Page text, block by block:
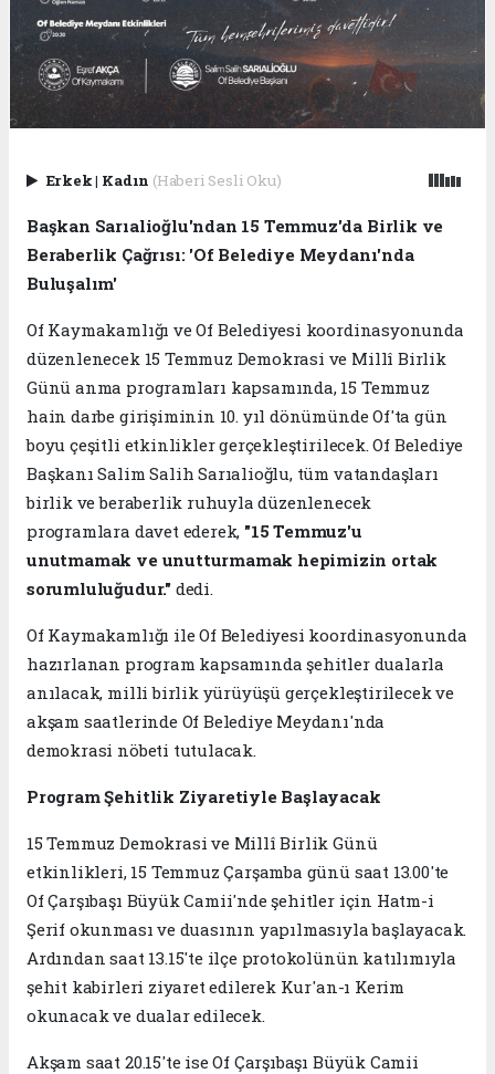
Erkek| Kadın (Haberi Sesli Oku)
Başkan Sarıalioğlu'ndan 15 Temmuz'da Birlik ve
Beraberlik Çağrısı: 'Of Belediye Meydanı'nda
Buluşalım'
Of Kaymakamlığı ve Of Belediyesi koordinasyonunda
düzenlenecek 15 Temmuz Demokrasi ve Millî Birlik
Günü anma programları kapsamında, 15 Temmuz
hain darbe girişiminin 10. yıl dönümünde Of'ta gün
boyu çeşitli etkinlikler gerçekleştirilecek. Of Belediye
Başkanı Salim Salih Sarıalioğlu, tüm vatandaşları
birlik ve beraberlik ruhuyla düzenlenecek
programlara davet ederek, "15 Temmuz'u
unutmamak ve unutturmamak hepimizin ortak
sorumluluğudur." dedi.
Of Kaymakamlığı ile Of Belediyesi koordinasyonunda
hazırlanan program kapsamında şehitler dualarla
anılacak, milli birlik yürüyüşü gerçekleştirilecek ve
akşam saatlerinde Of Belediye Meydanı'nda
demokrasi nöbeti tutulacak.
Program Şehitlik Ziyaretiyle Başlayacak
15 Temmuz Demokrasi ve Millî Birlik Günü
etkinlikleri, 15 Temmuz Çarşamba günü saat 13.00'te
Of Çarşıbaşı Büyük Camii'nde şehitler için Hatm-i
Şerif okunması ve duasının yapılmasıyla başlayacak.
Ardından saat 13.15'te ilçe protokolünün katılımıyla
şehit kabirleri ziyaret edilerek Kur'an-ı Kerim
okunacak ve dualar edilecek.
Akşam saat 20.15'te ise Of Çarşıbaşı Büyük Camii